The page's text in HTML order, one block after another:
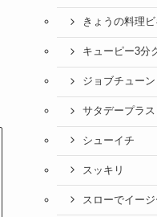
きょうの料理
キューピー3分
ジョブチューン
サタデープラス
シューイチ
スッキリ
スローでイー